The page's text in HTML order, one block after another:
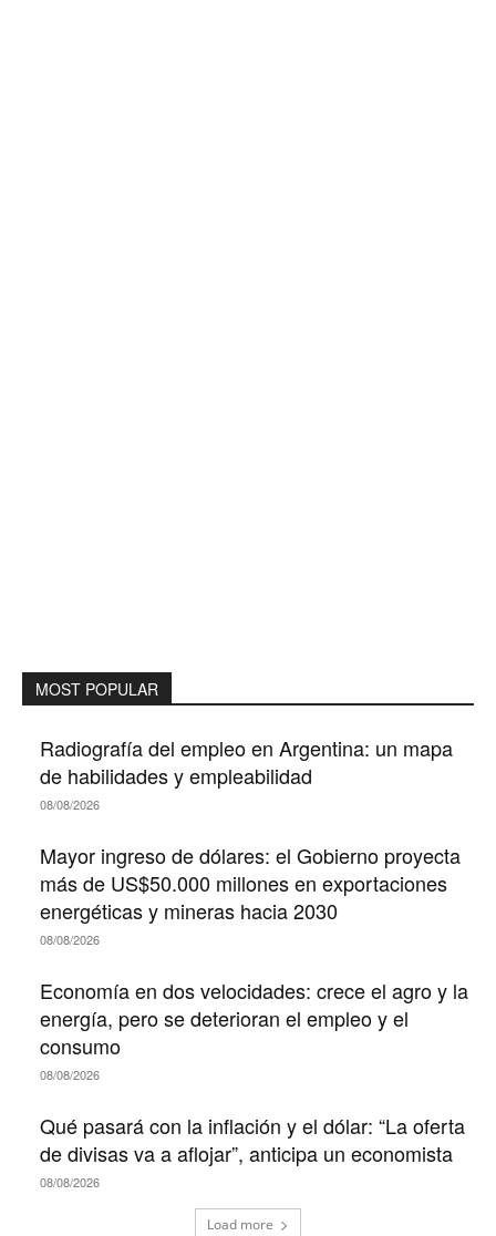
MOST POPULAR
Radiografía del empleo en Argentina: un mapa
de habilidades y empleabilidad
08/08/2026
Mayor ingreso de dólares: el Gobierno proyecta
más de US$50.000 millones en exportaciones
energéticas y mineras hacia 2030
08/08/2026
Economía en dos velocidades: crece el agro y la
energía, pero se deterioran el empleo y el
consumo
08/08/2026
Qué pasará con la inflación y el dólar: “La oferta
de divisas va a aflojar”, anticipa un economista
08/08/2026
Load more